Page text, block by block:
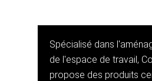
Spécialisé dans
de l'espace de travail,
propose des produits